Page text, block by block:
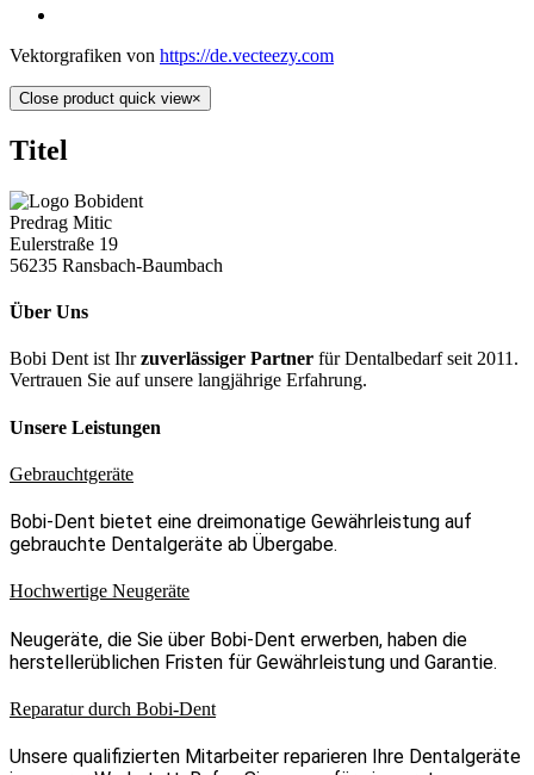
Vektorgrafiken von https://de.vecteezy.com
Close product quick view×
Titel
Predrag Mitic
Eulerstraße 19
56235 Ransbach-Baumbach
Über Uns
Bobi Dent ist Ihrzuverlässiger Partner für Dentalbedarf seit 2011.
Vertrauen Sie auf unsere langjährige Erfahrung.
Unsere Leistungen
Gebrauchtgeräte
Bobi-Dent bietet eine dreimonatige Gewährleistung auf
gebrauchte Dentalgeräte ab Übergabe.
Hochwertige Neugeräte
Neugeräte, die Sie über Bobi-Dent erwerben, haben die
herstellerüblichen Fristen für Gewährleistung und Garantie.
Reparatur durch Bobi-Dent
Unsere qualifizierten Mitarbeiter reparieren Ihre Dentalgeräte